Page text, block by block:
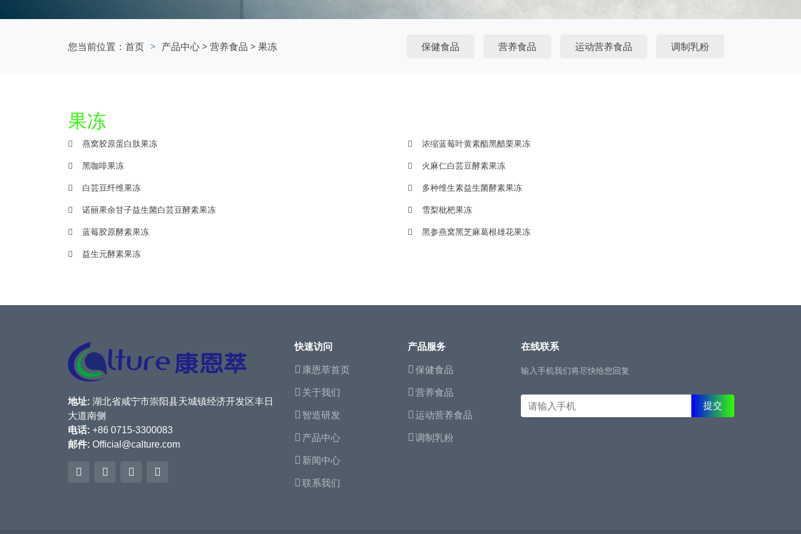
您当前位置： 首页 产品中心>营养食品 >果冻 保健食品 营养食品 运动营养食品 调制乳粉
果冻
燕窝胶原蛋白肽果冻
浓缩蓝莓叶黄素酯黑醋栗果冻
黑咖啡果冻
火麻仁白芸豆酵素果冻
白芸豆纤维果冻
多种维生素益生菌酵素果冻
诺丽果余甘子益生菌白芸豆酵素果冻
雪梨枇杷果冻
蓝莓胶原酵素果冻
黑参燕窝黑芝麻葛根雄花果冻
益生元酵素果冻
地址: 湖北省咸宁市崇阳县天城镇经济开发区丰日
大道南侧
电话: +86 0715-3300083
邮件: Official@calture.com
快速访问
康恩萃首页
关于我们
智造研发
产品中心
新闻中心
联系我们
产品服务
保健食品
营养食品
运动营养食品
调制乳粉
在线联系
输入手机我们将尽快给您回复